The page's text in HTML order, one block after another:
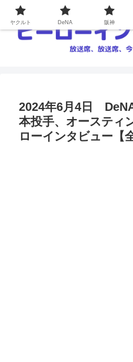
2024年6月4日
本投手、オースティ
ローインタビュー【
ヤクルト DeNA 阪神